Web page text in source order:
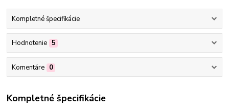
Kompletné špecifikácie
Hodnotenie 5
Komentáre 0
Kompletné špecifikácie